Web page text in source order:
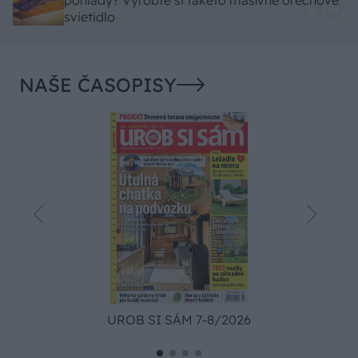
svietidlo
NAŠE ČASOPISY
UROB SI SÁM 7-8/2026